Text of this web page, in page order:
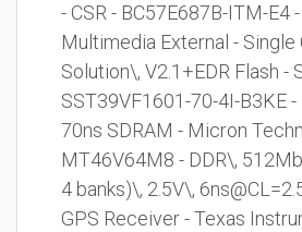
- CSR - BC57E687B-ITM-E4
Multimedia External - Single
Solution\, V2.1+EDR Flash -
SST39VF1601-70-4I-B3KE
70ns SDRAM - Micron
MT46V64M8 - DDR\,
4 banks)\, 2.5V\,
GPS Receiver - Texas